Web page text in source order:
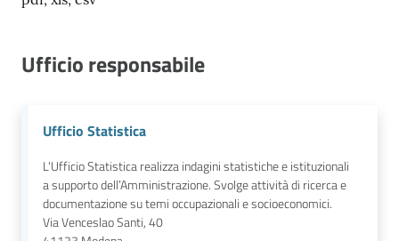
Ufficio responsabile
Ufficio Statistica
L'Ufficio Statistica realizza indagini statistiche e istituzionali
a supporto dell’Amministrazione. Svolge attività di ricerca e
documentazione su temi occupazionali e socioeconomici.
Via Venceslao Santi, 40